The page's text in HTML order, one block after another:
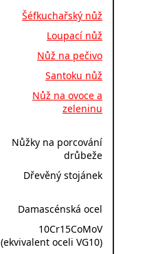
Šéfkuchařský nůž
Loupací nůž
Nůž na pečivo
Santoku nůž
Nůž na ovoce a
zeleninu
Nůžky na porcování
drůbeže
Dřevěný stojánek
Damascénská ocel
10Cr15CoMoV
(ekvivalent oceli VG10)